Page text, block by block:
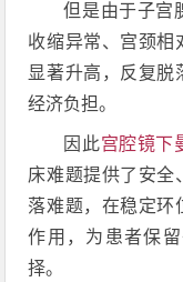
但是由于子宫
收缩异常、宫颈相
显著升高，反复脱
经济负担。
因此宫腔镜下
床难题提供了安全
落难题，在稳定环
作用，为患者保
择。